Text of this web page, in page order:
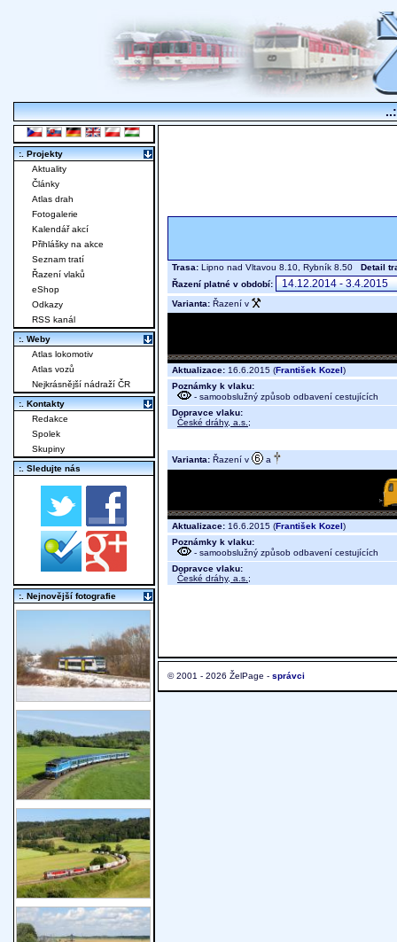
Trasa: Lipno nad Vltavou 8.10, Rybník 8.50 Detail
Řazení platné v období:
Varianta: Řazení v
Aktualizace: 16.6.2015 (František Kozel)
Poznámky k vlaku:
- samoobslužný způsob odbavení cestujících
Dopravce vlaku:
České dráhy, a.s. ;
Varianta: Řazení v a
Aktualizace: 16.6.2015 (František Kozel)
Poznámky k vlaku:
- samoobslužný způsob odbavení cestujících
Dopravce vlaku:
České dráhy, a.s. ;
© 2001 - 2026 ŽelPage - správci
:. Projekty
Aktuality
Články
Atlas drah
Fotogalerie
Kalendář akcí
Přihlášky na akce
Seznam tratí
Řazení vlaků
eShop
Odkazy
RSS kanál
:. Weby
Atlas lokomotiv
Atlas vozů
Nejkrásnější nádraží ČR
:. Kontakty
Redakce
Spolek
Skupiny
:. Sledujte nás
:. Nejnovější fotografie